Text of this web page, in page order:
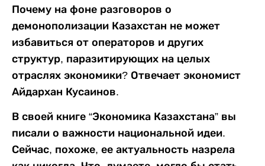
Почему на фоне разговоров о
демонополизации Казахстан не может
избавиться от операторов и других
структур, паразитирующих на целых
отраслях экономики? Отвечает экономист
Айдархан Кусаинов.
В своей книге “Экономика Казахстана” вы
писали о важности национальной идеи.
Сейчас, похоже, ее актуальность назрела